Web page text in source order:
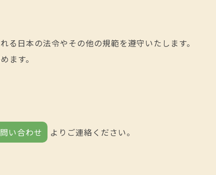
日本の法令やその他の規範を遵守いたします。
ます。
い合わせ よりご連絡ください。